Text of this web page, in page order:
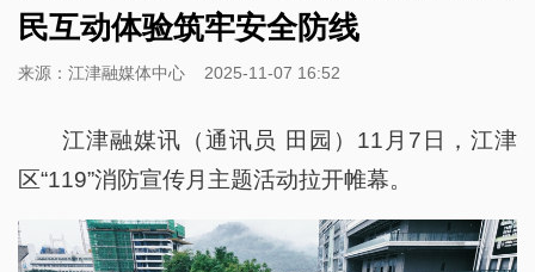
民互动体验筑牢安全防线
来源：江津融媒体中心 2025-11-07 16:52
江津融媒讯（通讯员 田园）11月7日，江津
区“119”消防宣传月主题活动拉开帷幕。